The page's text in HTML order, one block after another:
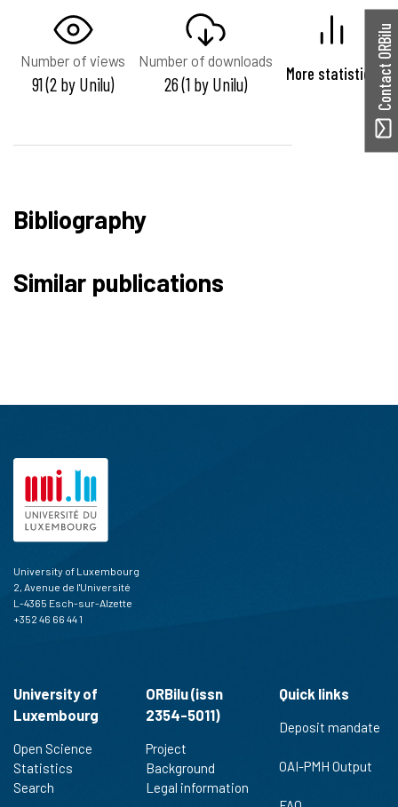
Number of views
91 (2 by Unilu)
Number of downloads
26 (1 by Unilu) More statistics
Bibliography
Similar publications
Contact ORBilu
University of Luxembourg
2, Avenue de l'Université
L-4365 Esch-sur-Alzette
+352 46 66 44 1
University of
Luxembourg
Open Science
Statistics
Search
ORBilu (issn
2354-5011)
Project
Background
Legal information
Quick links
Deposit mandate
OAI-PMH Output